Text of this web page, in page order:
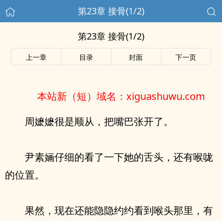
第23章 接骨(1/2)
第23章 接骨(1/2)
上一章 目录 封面 下一页
本站新（短）域名：xiguashuwu.com
周嬷嬷很是顺从，把嘴巴张开了。
尹素婳仔细的看了一下她的舌头，还有喉咙
的位置。
果然，现在还能隐隐约约看到喉头那里，有